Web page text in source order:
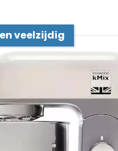
veelzijdig